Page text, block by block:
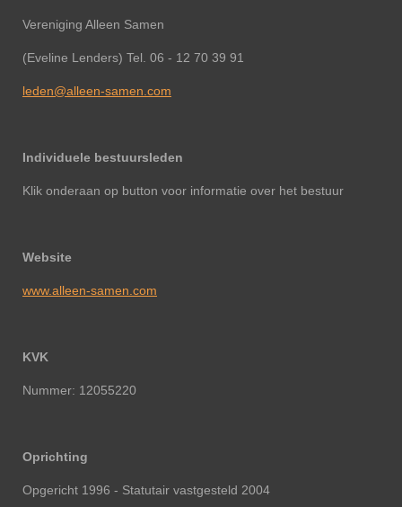
Vereniging Alleen Samen
(Eveline Lenders) Tel. 06 - 12 70 39 91
leden@alleen-samen.com
Individuele bestuursleden
Klik onderaan op button voor informatie over het bestuur
Website
www.alleen-samen.com
KVK
Nummer: 12055220
Oprichting
Opgericht 1996 - Statutair vastgesteld 2004